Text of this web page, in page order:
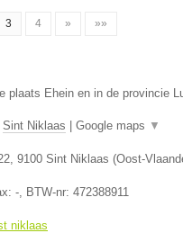
3 4 » »»
plaats Ehein en in de provincie
Sint Niklaas Google maps ▼
, 9100 Sint Niklaas (Oost-
-, BTW-nr: 472388911
niklaas